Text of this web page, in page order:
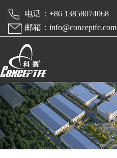
电话：+86 13858074068
邮箱：info@conceptfe.com